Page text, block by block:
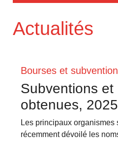
Actualités
Bourses et
Subventions et
obtenues,
Les principaux
récemment dévoilé les